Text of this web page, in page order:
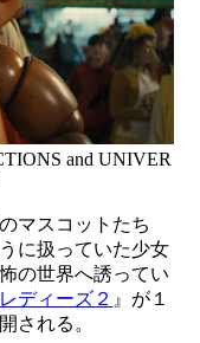
and UNIVER
マスコットたち
に扱っていた少女
の世界へ誘ってい
ディーズ２ 』が１
される。